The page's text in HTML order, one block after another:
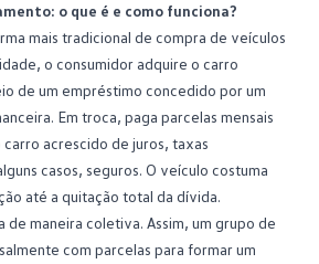
o que é e como funciona?
mais tradicional de compra de veículos
o consumidor adquire o carro
de um empréstimo concedido por um
Em troca, paga parcelas mensais
acrescido de juros, taxas
casos, seguros. O veículo costuma
até a quitação total da dívida.
de maneira coletiva. Assim, um grupo de
com parcelas para formar um